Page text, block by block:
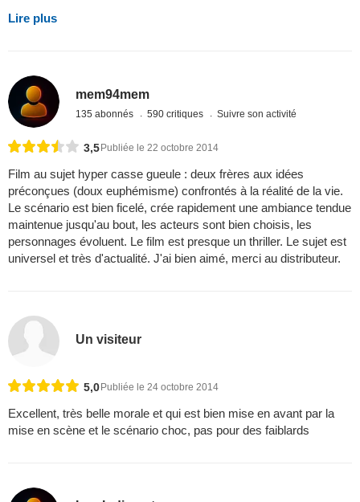
Lire plus
mem94mem
135 abonnés 590 critiques Suivre son activité
3,5Publiée le 22 octobre 2014
Film au sujet hyper casse gueule : deux frères aux idées
préconçues (doux euphémisme) confrontés à la réalité de la vie.
Le scénario est bien ficelé, crée rapidement une ambiance tendue
maintenue jusqu'au bout, les acteurs sont bien choisis, les
personnages évoluent. Le film est presque un thriller. Le sujet est
universel et très d'actualité. J'ai bien aimé, merci au distributeur.
Un visiteur
5,0Publiée le 24 octobre 2014
Excellent, très belle morale et qui est bien mise en avant par la
mise en scène et le scénario choc, pas pour des faiblards